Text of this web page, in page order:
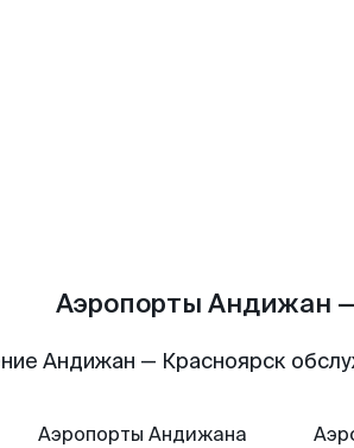
Аэропорты Андижан
Андижан — Красноярск
Аэропорты Андижана